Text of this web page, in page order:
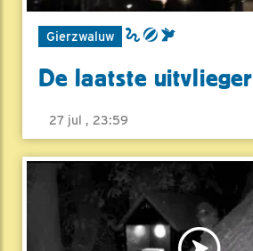
Gierzwaluw
De laatste uitvlieger
27 jul , 23:59